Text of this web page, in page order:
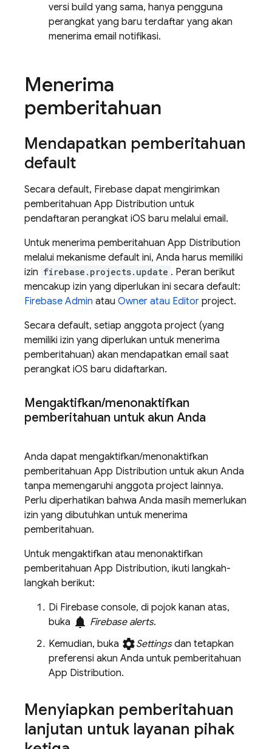
versi build yang sama, hanya pengguna
perangkat yang baru terdaftar yang akan
menerima email notifikasi.
Menerima
pemberitahuan
Mendapatkan pemberitahuan
default
Secara default, Firebase dapat mengirimkan
pemberitahuan App Distribution untuk
pendaftaran perangkat iOS baru melalui email.
Untuk menerima pemberitahuan App Distribution
melalui mekanisme default ini, Anda harus memiliki
izin firebase.projects.update . Peran berikut
mencakup izin yang diperlukan ini secara default:
Firebase Admin atau Owner atau Editor project.
Secara default, setiap anggota project (yang
memiliki izin yang diperlukan untuk menerima
pemberitahuan) akan mendapatkan email saat
perangkat iOS baru didaftarkan.
Mengaktifkan/menonaktifkan
pemberitahuan untuk akun Anda
Anda dapat mengaktifkan/menonaktifkan
pemberitahuan App Distribution untuk akun Anda
tanpa memengaruhi anggota project lainnya.
Perlu diperhatikan bahwa Anda masih memerlukan
izin yang dibutuhkan untuk menerima
pemberitahuan.
Untuk mengaktifkan atau menonaktifkan
pemberitahuan App Distribution, ikuti langkah-
langkah berikut:
Di Firebase console, di pojok kanan atas,
buka notifications Firebase alerts.
Kemudian, buka settingsSettingsdan tetapkan
preferensi akun Anda untuk pemberitahuan
App Distribution.
Menyiapkan pemberitahuan
lanjutan untuk layanan pihak